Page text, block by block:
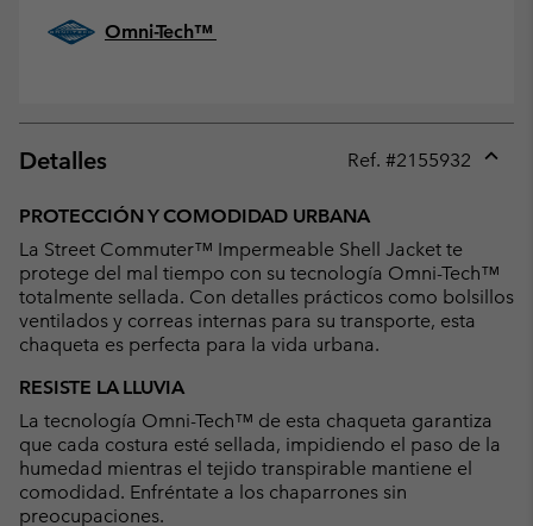
Omni-Tech™
Detalles Ref. #2155932
PROTECCIÓN Y COMODIDAD URBANA
La Street Commuter™ Impermeable Shell Jacket te
protege del mal tiempo con su tecnología Omni-Tech™
totalmente sellada. Con detalles prácticos como bolsillos
ventilados y correas internas para su transporte, esta
chaqueta es perfecta para la vida urbana.
RESISTE LA LLUVIA
La tecnología Omni-Tech™ de esta chaqueta garantiza
que cada costura esté sellada, impidiendo el paso de la
humedad mientras el tejido transpirable mantiene el
comodidad. Enfréntate a los chaparrones sin
preocupaciones.